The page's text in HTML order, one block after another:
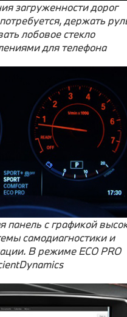
загруженности дорог
держать
лобовое стекло
для телефона
с графикой
самодиагностики и
В режиме ECO PRO